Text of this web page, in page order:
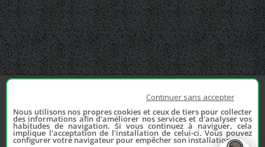
Continuer sans accepter
Nous utilisons nos propres cookies et ceux de tiers pour collecter
des informations afin d'améliorer nos services et d'analyser vos
habitudes de navigation. Si vous continuez à naviguer, cela
implique l'acceptation de l'installation de celui-ci. Vous pouvez
configurer votre navigateur pour empêcher son installation.